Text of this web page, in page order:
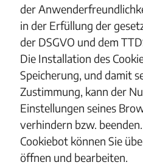
der
in der Erfüllung der
der DSGVO und dem
Die Installation des
Speicherung, und damit
Zustimmung, kann der
Einstellungen seines
verhindern bzw.
Cookiebot können Sie
öffnen und bearbeiten.